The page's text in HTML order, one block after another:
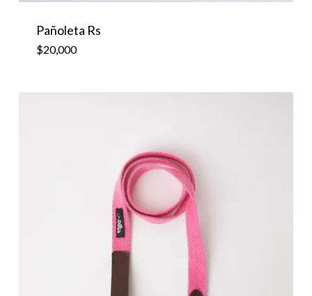
Pañoleta Rs
$20,000